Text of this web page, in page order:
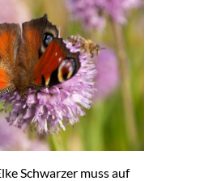
Schwar­zer muss auf